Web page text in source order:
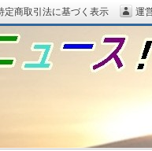
定商取引法に基づく表示 運